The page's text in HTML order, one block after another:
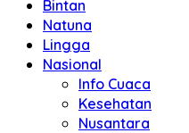
Bintan
Natuna
Lingga
Nasional
Info Cuaca
Kesehatan
Nusantara